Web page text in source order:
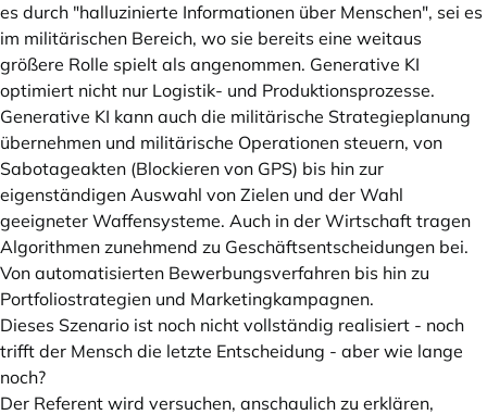
es durch "halluzinierte Informationen über Menschen", sei es
im militärischen Bereich, wo sie bereits eine weitaus
größere Rolle spielt als angenommen. Generative KI
optimiert nicht nur Logistik- und Produktionsprozesse.
Generative KI kann auch die militärische Strategieplanung
übernehmen und militärische Operationen steuern, von
Sabotageakten (Blockieren von GPS) bis hin zur
eigenständigen Auswahl von Zielen und der Wahl
geeigneter Waffensysteme. Auch in der Wirtschaft tragen
Algorithmen zunehmend zu Geschäftsentscheidungen bei.
Von automatisierten Bewerbungsverfahren bis hin zu
Portfoliostrategien und Marketingkampagnen.
Dieses Szenario ist noch nicht vollständig realisiert - noch
trifft der Mensch die letzte Entscheidung - aber wie lange
noch?
Der Referent wird versuchen, anschaulich zu erklären,